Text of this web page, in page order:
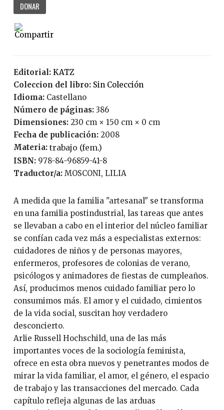
DONAR
Editorial:
KATZ
Coleccion del libro:
Sin Colección
Idioma:
Castellano
Número de páginas:
386
Dimensiones: 230 cm × 150 cm × 0 cm
Fecha de publicación:
2008
Materia: trabajo (fem.)
ISBN:
978-84-96859-41-8
Traductor/a:
MOSCONI, LILIA
A medida que la familia "artesanal" se transforma
en una familia postindustrial, las tareas que antes
se llevaban a cabo en el interior del núcleo familiar
se confían cada vez más a especialistas externos:
cuidadores de niños y de personas mayores,
enfermeros, profesores de colonias de verano,
psicólogos y animadores de fiestas de cumpleaños.
Así, producimos menos cuidado familiar pero lo
consumimos más. El amor y el cuidado, cimientos
de la vida social, suscitan hoy verdadero
desconcierto.
Arlie Russell Hochschild, una de las más
importantes voces de la sociología feminista,
ofrece en esta obra nuevos y penetrantes modos de
mirar la vida familiar, el amor, el género, el espacio
de trabajo y las transacciones del mercado. Cada
capítulo refleja algunas de las arduas